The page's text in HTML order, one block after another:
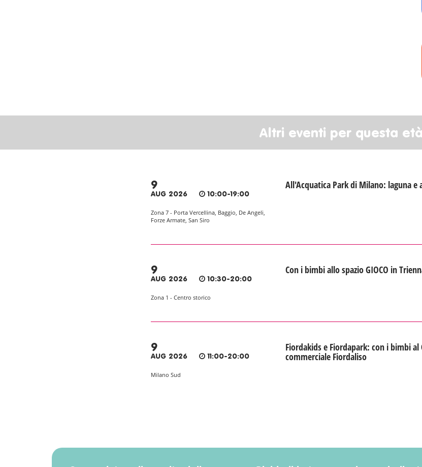
Altri eventi per questa età
9
AUG 2026 10:00-19:00
Zona 7 - Porta Vercellina, Baggio, De Angeli,
Forze Armate, San Siro
All'Acquatica Park di Milano: laguna e
9
AUG 2026 10:30-20:00
Zona 1 - Centro storico
Con i bimbi allo spazio GIOCO in
9
AUG 2026 11:00-20:00
Milano Sud
Fiordakids e Fiordapark: con i bimbi al
commerciale Fiordaliso